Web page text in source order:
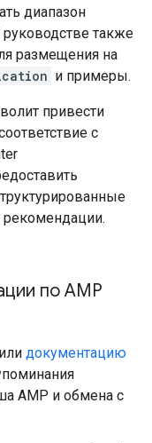
диапазон
также
размещения на
и примеры.
привести
с
рекомендации.
по AMP
документацию
AMP и обмена с